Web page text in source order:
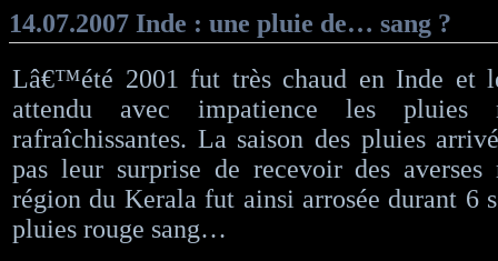
14.07.2007 Inde : une pluie de… sang ?
Lâ€™été 2001 fut très chaud en Inde et
attendu avec impatience les pluies
rafraîchissantes. La saison des pluies
pas leur surprise de recevoir des
région du Kerala fut ainsi arrosée durant 6
pluies rouge sang…